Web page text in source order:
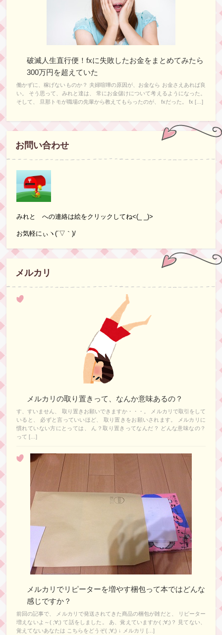
破滅人生直行便！fxに失敗したお金をまとめてみたら
300万円を超えていた
働かずに、稼げないものか？ 夫婦喧嘩の原因が、お金なら お金さえあれば良
い。 そう思って、みれと達は、 常にお金儲けについて考えるようになった。
そして、 旦那トモが職場の先輩から教えてもらったのが、 fxだった。 fx […]
お問い合わせ
みれと への連絡は絵をクリックしてね<(_ _)>
お気軽にぃヽ(´▽｀)/
メルカリ
メルカリの取り置きって、なんか意味あるの？
す、すいません、 取り置きお願いできますか・・・。 メルカリで取引をして
いると、 必ずと言っていいほど、 取り置きをお願いされます。 メルカリに
慣れていない方にとっては、 ん？取り置きってなんだ？ どんな意味なの？
って […]
メルカリでリピーターを増やす梱包って本ではどんな
感じですか？
前回の記事で、 メルカリで発送されてきた商品の梱包が雑だと、 リピーター
増えないよ～( ;∀;) て話をしました。 あ、覚えていますか( ;∀;)？ 見てない、
覚えてないあなたは こちらをどうぞ( ;∀;) ↓ メルカリ […]